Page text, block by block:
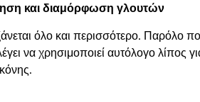
και διαμόρφωση γλουτών
όλο και περισσότερο. Παρόλο
να χρησιμοποιεί αυτόλογο λίπος